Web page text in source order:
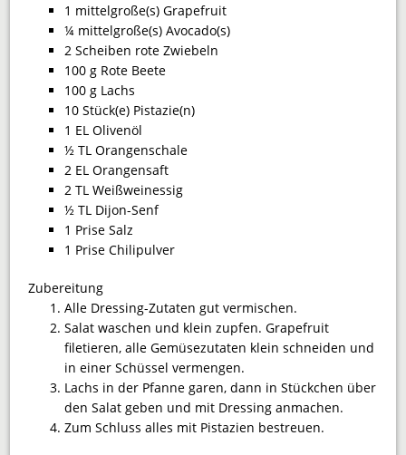
1 mittelgroße(s) Grapefruit
¼ mittelgroße(s) Avocado(s)
2 Scheiben rote Zwiebeln
100 g Rote Beete
100 g Lachs
10 Stück(e) Pistazie(n)
1 EL Olivenöl
½ TL Orangenschale
2 EL Orangensaft
2 TL Weißweinessig
½ TL Dijon-Senf
1 Prise Salz
1 Prise Chilipulver
Zubereitung
Alle Dressing-Zutaten gut vermischen.
Salat waschen und klein zupfen. Grapefruit
filetieren, alle Gemüsezutaten klein schneiden und
in einer Schüssel vermengen.
Lachs in der Pfanne garen, dann in Stückchen über
den Salat geben und mit Dressing anmachen.
Zum Schluss alles mit Pistazien bestreuen.